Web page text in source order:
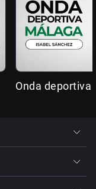
Onda deportiva